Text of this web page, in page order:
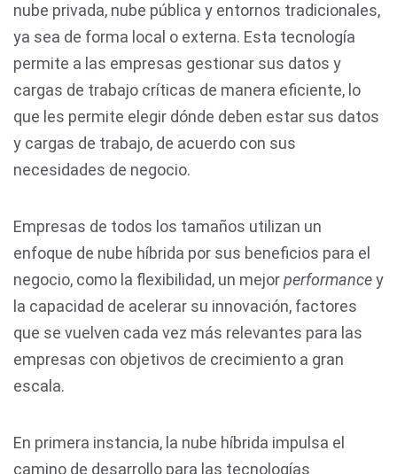
nube privada, nube pública y entornos tradicionales,
ya sea de forma local o externa. Esta tecnología
permite a las empresas gestionar sus datos y
cargas de trabajo críticas de manera eficiente, lo
que les permite elegir dónde deben estar sus datos
y cargas de trabajo, de acuerdo con sus
necesidades de negocio.
Empresas de todos los tamaños utilizan un
enfoque de nube híbrida por sus beneficios para el
negocio, como la flexibilidad, un mejorperformancey
la capacidad de acelerar su innovación, factores
que se vuelven cada vez más relevantes para las
empresas con objetivos de crecimiento a gran
escala.
En primera instancia, la nube híbrida impulsa el
camino de desarrollo para las tecnologías